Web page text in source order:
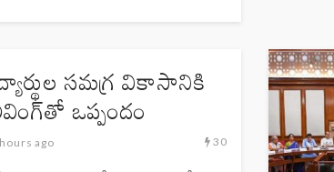
సమగ్ర వికాసానికి
ఒప్పందం
ago 30